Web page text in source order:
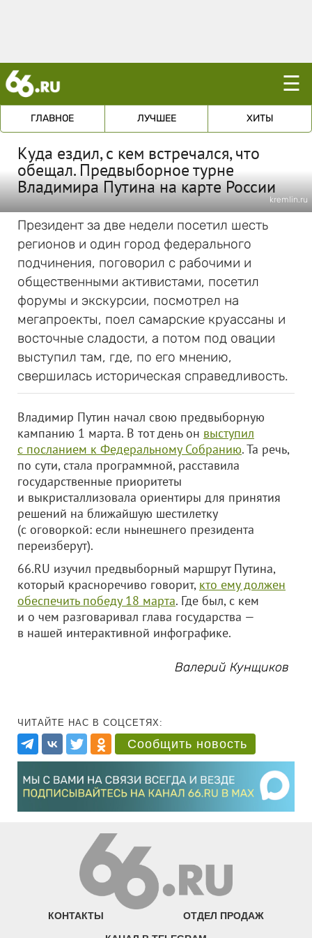
☰
ГЛАВНОЕ ЛУЧШЕЕ ХИТЫ
Куда ездил, с кем встречался, что
обещал. Предвыборное турне
Владимира Путина на карте России
kremlin.ru
Президент за две недели посетил шесть
регионов и один город федерального
подчинения, поговорил с рабочими и
общественными активистами, посетил
форумы и экскурсии, посмотрел на
мегапроекты, поел самарские круассаны и
восточные сладости, а потом под овации
выступил там, где, по его мнению,
свершилась историческая справедливость.
Владимир Путин начал свою предвыборную
кампанию 1 марта. В тот день он выступил
с посланием к Федеральному Собранию. Та речь,
по сути, стала программной, расставила
государственные приоритеты
и выкристаллизовала ориентиры для принятия
решений на ближайшую шестилетку
(с оговоркой: если нынешнего президента
переизберут).
66.RU изучил предвыборный маршрут Путина,
который красноречиво говорит, кто ему должен
обеспечить победу 18 марта. Где был, с кем
и о чем разговаривал глава государства —
в нашей интерактивной инфографике.
Валерий Кунщиков
ЧИТАЙТЕ НАС В СОЦСЕТЯХ:
Сообщить новость
КОНТАКТЫ ОТДЕЛ ПРОДАЖ